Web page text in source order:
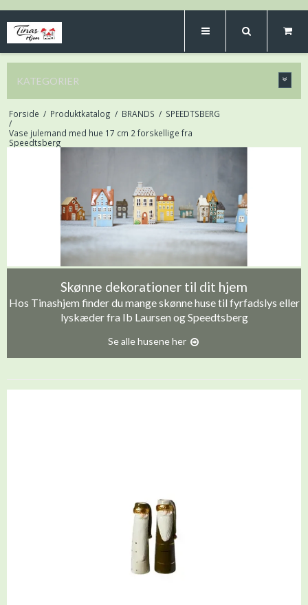
KATEGORIER
Forside / Produktkatalog / BRANDS / SPEEDTSBERG
/
Vase julemand med hue 17 cm 2 forskellige fra
Speedtsberg
Skønne dekorationer til dit hjem
Hos Tinashjem finder du mange skønne huse til fyrfadslys eller
lyskæder fra Ib Laursen og Speedtsberg
Se alle husene her